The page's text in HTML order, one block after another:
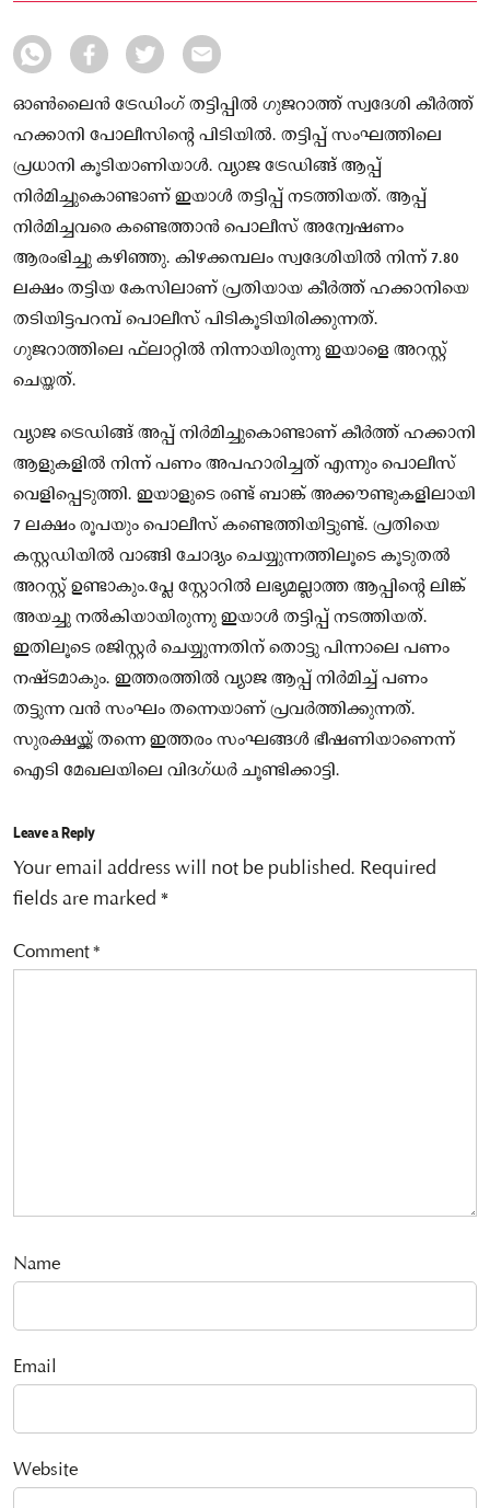
ഓണ്‍ലൈന്‍ ട്രേഡിംഗ് തട്ടിപ്പില്‍ ഗുജറാത്ത് സ്വദേശി കീര്‍ത്ത്
ഹക്കാനി പോലീസിന്റെ പിടിയില്‍. തട്ടിപ്പ് സംഘത്തിലെ
പ്രധാനി കൂടിയാണിയാൾ. വ്യാജ ട്രേഡിങ്ങ് ആപ്പ്
നിര്‍മിച്ചുകൊണ്ടാണ് ഇയാൾ തട്ടിപ്പ് നടത്തിയത്. ആപ്പ്
നിര്‍മിച്ചവരെ കണ്ടെത്താന്‍ പൊലീസ് അന്വേഷണം
ആരംഭിച്ചു കഴിഞ്ഞു. കിഴക്കമ്പലം സ്വദേശിയില്‍ നിന്ന് 7.80
ലക്ഷം തട്ടിയ കേസിലാണ് പ്രതിയായ കീര്‍ത്ത് ഹക്കാനിയെ
തടിയിട്ടപറമ്പ് പൊലീസ് പിടികൂടിയിരിക്കുന്നത്.
ഗുജറാത്തിലെ ഫ്‌ലാറ്റില്‍ നിന്നായിരുന്നു ഇയാളെ അറസ്റ്റ്
ചെയ്തത്.
വ്യാജ ട്രെഡിങ്ങ് അപ്പ് നിര്‍മിച്ചുകൊണ്ടാണ് കീര്‍ത്ത് ഹക്കാനി
ആളുകളില്‍ നിന്ന് പണം അപഹാരിച്ചത് എന്നും പൊലീസ്
വെളിപ്പെടുത്തി. ഇയാളുടെ രണ്ട് ബാങ്ക് അക്കൗണ്ടുകളിലായി
7 ലക്ഷം രൂപയും പൊലീസ് കണ്ടെത്തിയിട്ടുണ്ട്. പ്രതിയെ
കസ്റ്റഡിയില്‍ വാങ്ങി ചോദ്യം ചെയ്യുന്നത്തിലൂടെ കൂടുതല്‍
അറസ്റ്റ് ഉണ്ടാകും.പ്ലേ സ്റ്റോറില്‍ ലഭ്യമല്ലാത്ത ആപ്പിന്റെ ലിങ്ക്
അയച്ചു നല്‍കിയായിരുന്നു ഇയാൾ തട്ടിപ്പ് നടത്തിയത്.
ഇതിലൂടെ രജിസ്റ്റര്‍ ചെയ്യുന്നതിന് തൊട്ടു പിന്നാലെ പണം
നഷ്ടമാകും. ഇത്തരത്തില്‍ വ്യാജ ആപ്പ് നിര്‍മിച്ച് പണം
തട്ടുന്ന വന്‍ സംഘം തന്നെയാണ് പ്രവര്‍ത്തിക്കുന്നത്.
സുരക്ഷയ്ക്ക് തന്നെ ഇത്തരം സംഘങ്ങള്‍ ഭീഷണിയാണെന്ന്
ഐടി മേഖലയിലെ വിദഗ്ധര്‍ ചൂണ്ടിക്കാട്ടി.
Leave a Reply
Your email address will not be published. Required
fields are marked *
Comment*
Name
Email
Website